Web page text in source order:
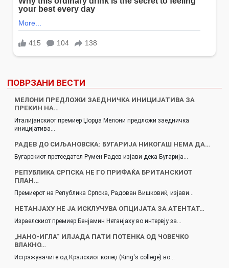
ПОВРЗАНИ ВЕСТИ
МЕЛОНИ ПРЕДЛОЖИ ЗАЕДНИЧКА ИНИЦИЈАТИВА ЗА
ПРЕКИН НА…
Италијанскиот премиер Џорџa Мелони предложи заедничка
иницијатива…
РАДЕВ ДО СИЉАНОВСКА: БУГАРИЈА НИКОГАШ НЕМА ДА…
Бугарскиот претседател Румен Радев изјави дека Бугарија…
РЕПУБЛИКА СРПСКА НЕ ГО ПРИФАЌА БРИТАНСКИОТ
ПЛАН…
Премиерот на Република Српска, Радован Вишковиќ, изјави…
НЕТАНЈАХУ НЕ ЈА ИСКЛУЧУВА ОПЦИЈАТА ЗА АТЕНТАТ…
Израелскиот премиер Бенјамин Нетанјаху во интервју за…
„НАНО-ИГЛА“ ИЛЈАДА ПАТИ ПОТЕНКА ОД ЧОВЕЧКО
ВЛАКНО…
Истражувачите од Кралскиот колеџ (King's college) во…